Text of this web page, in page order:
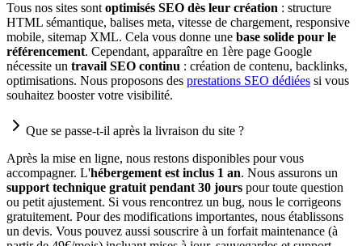
Tous nos sites sont optimisés SEO dès leur création : structure
HTML sémantique, balises meta, vitesse de chargement, responsive
mobile, sitemap XML. Cela vous donne une base solide pour le
référencement. Cependant, apparaître en 1ère page Google
nécessite un travail SEO continu : création de contenu, backlinks,
optimisations. Nous proposons des prestations SEO dédiées si vous
souhaitez booster votre visibilité.
Que se passe-t-il après la livraison du site ?
Après la mise en ligne, nous restons disponibles pour vous
accompagner. L'hébergement est inclus 1 an. Nous assurons un
support technique gratuit pendant 30 jours pour toute question
ou petit ajustement. Si vous rencontrez un bug, nous le corrigeons
gratuitement. Pour des modifications importantes, nous établissons
un devis. Vous pouvez aussi souscrire à un forfait maintenance (à